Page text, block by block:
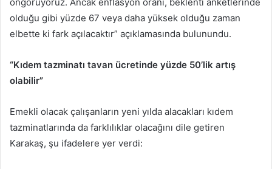
olduğu gibi yüzde 67 veya daha yüksek olduğu zaman
elbette ki fark açılacaktır” açıklamasında bulunundu.
“Kıdem tazminatı tavan ücretinde yüzde 50’lik artış
olabilir”
Emekli olacak çalışanların yeni yılda alacakları kıdem
tazminatlarında da farklılıklar olacağını dile getiren
Karakaş, şu ifadelere yer verdi: